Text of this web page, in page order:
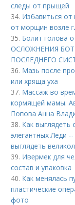
следы от прыщей
34. Избавиться от
от морщин возле
35. Болит голова
ОСЛОЖНЕНИЯ
ПОСЛЕДНЕГО
36. Мазь после
или хряща уха
37. Массаж во
кормящей мамы.
Попова Анна
38. Как выглядеть
элегантных Леди
выглядеть
39. Ивермек для
состав и упаковка
40. Как менялась
пластические
фото